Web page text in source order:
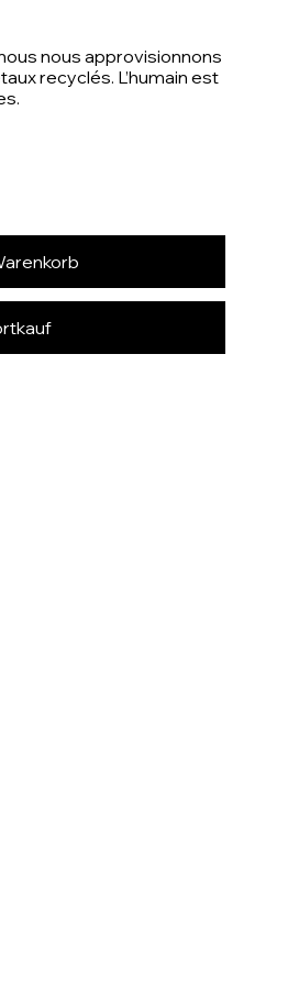
nous approvisionnons
recyclés. L’humain est